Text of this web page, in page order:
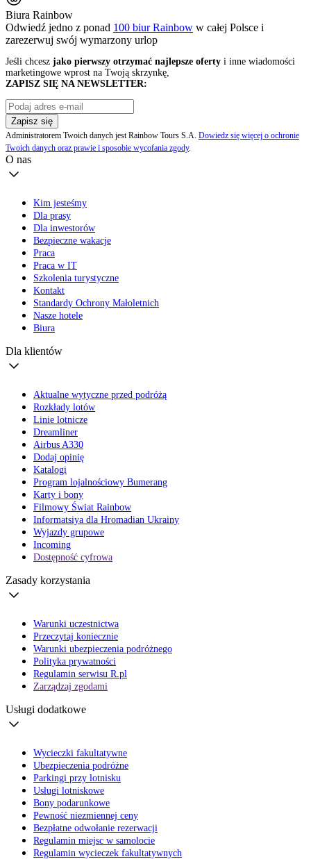
Biura Rainbow
Odwiedź jedno z ponad 100 biur Rainbow w całej Polsce i
zarezerwuj swój wymarzony urlop
Jeśli chcesz jako pierwszy otrzymać najlepsze oferty i inne wiadomości
marketingowe wprost na Twoją skrzynkę,
ZAPISZ SIĘ NA NEWSLETTER:
Zapisz się
Administratorem Twoich danych jest Rainbow Tours S.A. Dowiedz się więcej o ochronie
Twoich danych oraz prawie i sposobie wycofania zgody.
O nas
Kim jesteśmy
Dla prasy
Dla inwestorów
Bezpieczne wakacje
Praca
Praca w IT
Szkolenia turystyczne
Kontakt
Standardy Ochrony Małoletnich
Nasze hotele
Biura
Dla klientów
Aktualne wytyczne przed podróżą
Rozkłady lotów
Linie lotnicze
Dreamliner
Airbus A330
Dodaj opinię
Katalogi
Program lojalnościowy Bumerang
Karty i bony
Filmowy Świat Rainbow
Informatsiya dla Hromadian Ukrainy
Wyjazdy grupowe
Incoming
Dostępność cyfrowa
Zasady korzystania
Warunki uczestnictwa
Przeczytaj koniecznie
Warunki ubezpieczenia podróżnego
Polityka prywatności
Regulamin serwisu R.pl
Zarządzaj zgodami
Usługi dodatkowe
Wycieczki fakultatywne
Ubezpieczenia podróżne
Parkingi przy lotnisku
Usługi lotniskowe
Bony podarunkowe
Pewność niezmiennej ceny
Bezpłatne odwołanie rezerwacji
Regulamin miejsc w samolocie
Regulamin wycieczek fakultatywnych